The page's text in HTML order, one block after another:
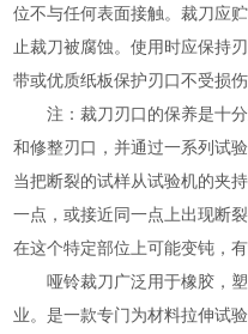
位不与任何表面接触。裁刀应
止裁刀被腐蚀。使用时应保持
带或优质纸板保护刃口不受损
注：裁刀刃口的保养是十分
和修整刃口，并通过一系列试
当把断裂的试样从试验机的夹
一点，或接近同一点上出现断
在这个特定部位上可能变钝，有
哑铃裁刀广泛用于橡胶，塑
业。是一款专门为材料拉伸试